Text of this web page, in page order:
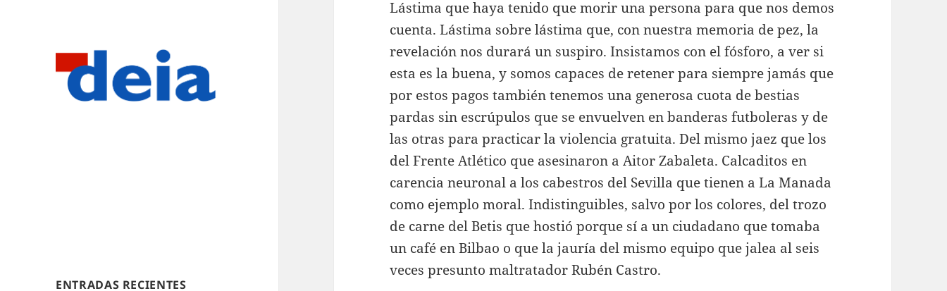
ENTRADAS RECIENTES
Lástima que haya tenido que morir una persona para que nos demos
cuenta. Lástima sobre lástima que, con nuestra memoria de pez, la
revelación nos durará un suspiro. Insistamos con el fósforo, a ver si
esta es la buena, y somos capaces de retener para siempre jamás que
por estos pagos también tenemos una generosa cuota de bestias
pardas sin escrúpulos que se envuelven en banderas futboleras y de
las otras para practicar la violencia gratuita. Del mismo jaez que los
del Frente Atlético que asesinaron a Aitor Zabaleta. Calcaditos en
carencia neuronal a los cabestros del Sevilla que tienen a La Manada
como ejemplo moral. Indistinguibles, salvo por los colores, del trozo
de carne del Betis que hostió porque sí a un ciudadano que tomaba
un café en Bilbao o que la jauría del mismo equipo que jalea al seis
veces presunto maltratador Rubén Castro.